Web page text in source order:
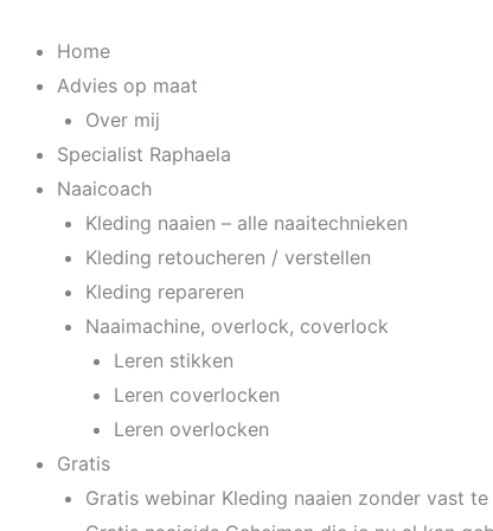
naar
Home
Advies op maat
Over mij
Specialist Raphaela
Naaicoach
Kleding naaien – alle naaitechnieken
Kleding retoucheren / verstellen
Kleding repareren
Naaimachine, overlock, coverlock
Leren stikken
Leren coverlocken
Leren overlocken
Gratis
Gratis webinar Kleding naaien zonder vast